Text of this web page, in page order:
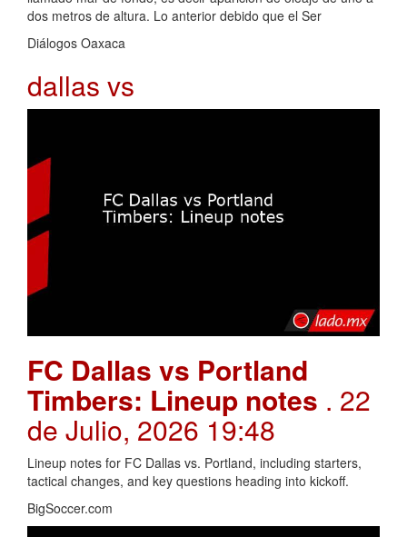
dos metros de altura. Lo anterior debido que el Ser
Diálogos Oaxaca
dallas vs
FC Dallas vs Portland
Timbers: Lineup notes . 22
de Julio, 2026 19:48
Lineup notes for FC Dallas vs. Portland, including starters,
tactical changes, and key questions heading into kickoff.
BigSoccer.com